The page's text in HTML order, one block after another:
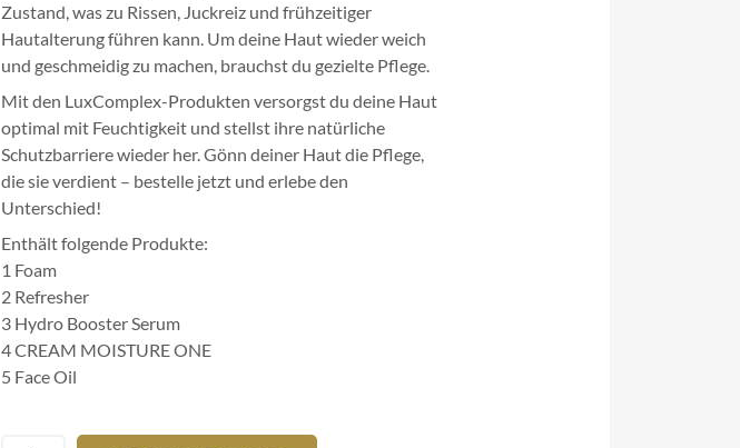
Zustand, was zu Rissen, Juckreiz und frühzeitiger
Hautalterung führen kann. Um deine Haut wieder weich
und geschmeidig zu machen, brauchst du gezielte Pflege.
Mit den LuxComplex-Produkten versorgst du deine Haut
optimal mit Feuchtigkeit und stellst ihre natürliche
Schutzbarriere wieder her. Gönn deiner Haut die Pflege,
die sie verdient – bestelle jetzt und erlebe den
Unterschied!
Enthält folgende Produkte:
1 Foam
2 Refresher
3 Hydro Booster Serum
4 CREAM MOISTURE ONE
5 Face Oil